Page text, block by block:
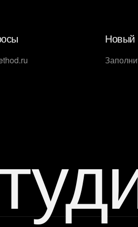
Новый